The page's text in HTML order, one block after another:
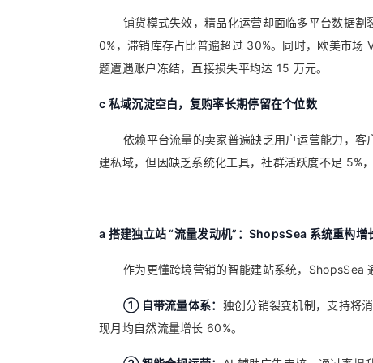
铺货模式失效，精品化运营却面临多平台数据
0%，滞销库存占比普遍超过 30%。同时，欧美市场
题遭遇账户冻结，直接损失平均达 15 万元。
c 私域沉淀空白，复购率长期停留在个位数
依赖平台流量的卖家普遍缺乏用户运营能力，
建私域，但因缺乏系统化工具，社群活跃度不足 5%
a 搭建独立站 “流量发动机”：ShopsSea 系统重构增
作为更懂跨境营销的智能建站系统，ShopsSea
① 自带流量体系： 独创分销裂变机制，支持将
现月均自然流量增长 60%。